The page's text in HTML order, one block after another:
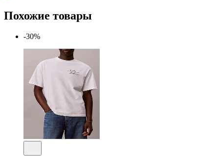
Похожие товары
-30%